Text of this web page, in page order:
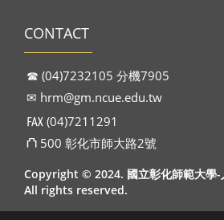
CONTACT
☎︎ (04)7232105 分機7905
✉︎ hrm@gm.ncue.edu.tw
℻ (04)7211291
⛫ 500 彰化市師大路2號
Copyright © 2024. 國立彰化師範大學-
All rights reserved.